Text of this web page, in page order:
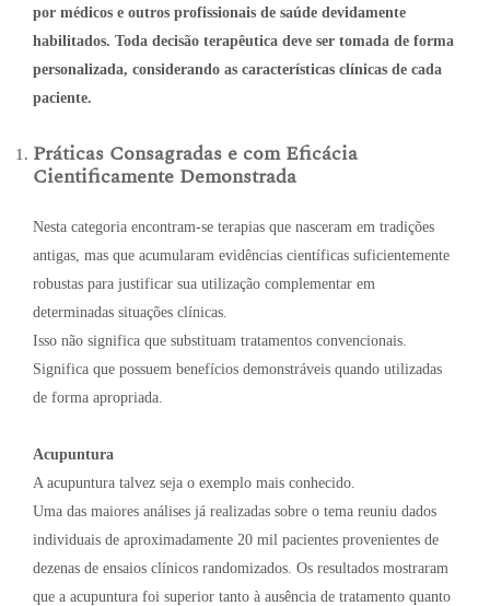
por médicos e outros profissionais de saúde devidamente
habilitados. Toda decisão terapêutica deve ser tomada de forma
personalizada, considerando as características clínicas de cada
paciente.
Práticas Consagradas e com Eficácia
Cientificamente Demonstrada
Nesta categoria encontram-se terapias que nasceram em tradições
antigas, mas que acumularam evidências científicas suficientemente
robustas para justificar sua utilização complementar em
determinadas situações clínicas.
Isso não significa que substituam tratamentos convencionais.
Significa que possuem benefícios demonstráveis quando utilizadas
de forma apropriada.
Acupuntura
A acupuntura talvez seja o exemplo mais conhecido.
Uma das maiores análises já realizadas sobre o tema reuniu dados
individuais de aproximadamente 20 mil pacientes provenientes de
dezenas de ensaios clínicos randomizados. Os resultados mostraram
que a acupuntura foi superior tanto à ausência de tratamento quanto